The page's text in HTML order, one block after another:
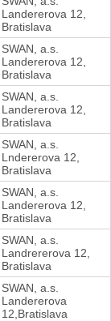
Landererova 12,
Bratislava
SWAN, a.s.
Landererova 12,
Bratislava
SWAN, a.s.
Landererova 12,
Bratislava
SWAN, a.s.
Lndererova 12,
Bratislava
SWAN, a.s.
Landererova 12,
Bratislava
SWAN, a.s.
Landrererova 12,
Bratislava
SWAN, a.s.
Landererova
12,Bratislava